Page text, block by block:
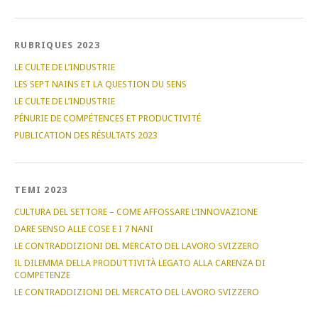
RUBRIQUES 2023
LE CULTE DE L’INDUSTRIE
LES SEPT NAINS ET LA QUESTION DU SENS
LE CULTE DE L’INDUSTRIE
PÉNURIE DE COMPÉTENCES ET PRODUCTIVITÉ
PUBLICATION DES RÉSULTATS 2023
TEMI 2023
CULTURA DEL SETTORE – COME AFFOSSARE L’INNOVAZIONE
DARE SENSO ALLE COSE E I 7 NANI
LE CONTRADDIZIONI DEL MERCATO DEL LAVORO SVIZZERO
IL DILEMMA DELLA PRODUTTIVITÀ LEGATO ALLA CARENZA DI
COMPETENZE
LE CONTRADDIZIONI DEL MERCATO DEL LAVORO SVIZZERO